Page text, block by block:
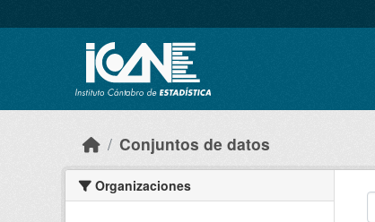
Conjuntos de datos
Organizaciones